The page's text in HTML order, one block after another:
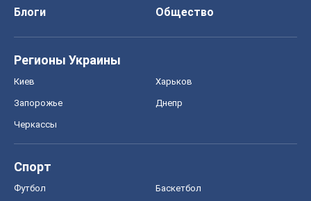
Блоги
Общество
Регионы Украины
Киев Харьков
Запорожье Днепр
Черкассы
Спорт
Футбол Баскетбол